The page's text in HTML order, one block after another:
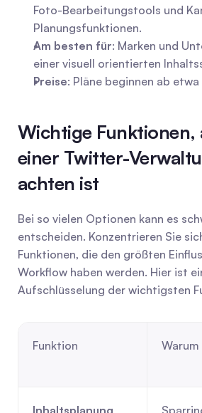
Foto-Bearbeitungstools und
Planungsfunktionen.
Am besten für: Marken und
einer visuell orientierten
Preise: Pläne beginnen ab
Wichtige Funktionen,
einer Twitter-
achten ist
Bei so vielen Optionen kann es
entscheiden. Konzentrieren Sie
Funktionen, die den größten
Workflow haben werden. Hier ist
Aufschlüsselung der wichtigsten
Funktion
Inhaltsplanung